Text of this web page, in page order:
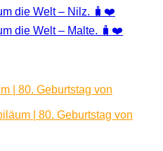
die Welt – Nilz. 🧳❤️
die Welt – Malte. 🧳❤️
| 80. Geburtstag von
| 80. Geburtstag von